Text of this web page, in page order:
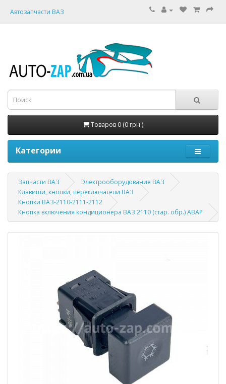
Автозапчасти ВАЗ
Товаров 0 (0 грн.)
Категории
Запчасти ВАЗ
Электрооборудование ВАЗ
Клавиши, кнопки, переключатели ВАЗ
Кнопки ВАЗ-2110-2111-2112
Кнопка включения кондиционера ВАЗ 2110 (стар. обр.) АВАР